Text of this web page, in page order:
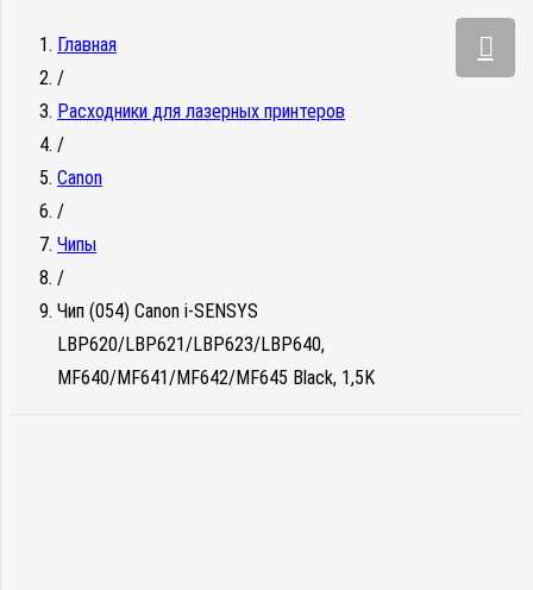
Главная
/
Расходники для лазерных принтеров
/
Canon
/
Чипы
/
Чип (054) Canon i-SENSYS
LBP620/LBP621/LBP623/LBP640,
MF640/MF641/MF642/MF645 Black, 1,5K